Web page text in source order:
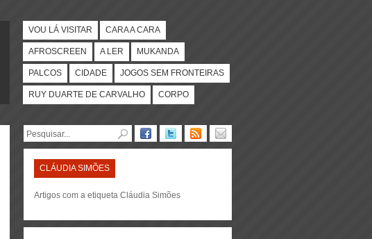
VOU LÁ VISITAR CARA A CARA
AFROSCREEN A LER MUKANDA
PALCOS CIDADE JOGOS SEM FRONTEIRAS
RUY DUARTE DE CARVALHO CORPO
CLÁUDIA SIMÕES
Artigos com a etiqueta Cláudia Simões